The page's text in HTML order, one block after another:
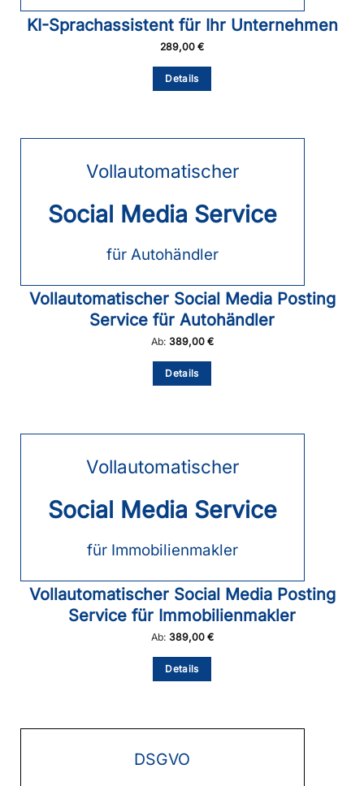
KI-Sprachassistent für Ihr Unternehmen
289,00 €
Details
Vollautomatischer
Social Media Service
für Autohändler
Vollautomatischer Social Media Posting
Service für Autohändler
Ab: 389,00 €
Details
Dieses
weist
auf.
Optionen
der
gewählt
werden
Vollautomatischer
Social Media Service
für Immobilienmakler
Vollautomatischer Social Media Posting
Service für Immobilienmakler
Ab: 389,00 €
Details
Dieses
weist
auf.
DSGVO